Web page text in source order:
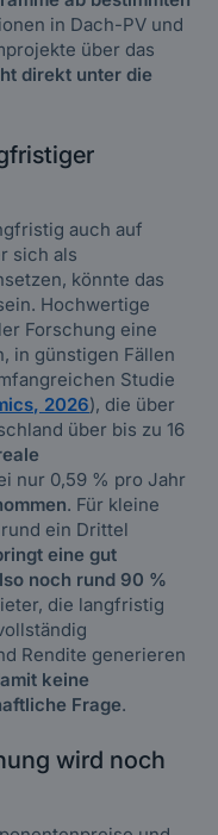
in Dach-PV und
über das
direkt unter die
auch auf
sich als
könnte das
Hochwertige
Forschung eine
in günstigen Fällen
Studie
2026), die über
über bis zu 16
nur 0,59 % pro Jahr
. Für kleine
ein Drittel
eine gut
noch rund 90 %
die langfristig
Rendite generieren
keine
Frage.
wird noch